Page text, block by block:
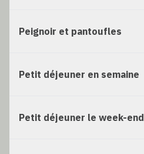
Peignoir et pantoufles
Petit déjeuner en semaine
Petit déjeuner le week-end